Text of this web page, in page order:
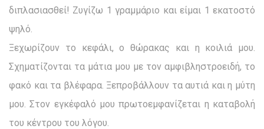
διπλασιασθεί! Ζυγίζω 1 γραμμάριο και είμαι 1 εκατοστό
ψηλό.
Ξεχωρίζουν το κεφάλι, ο θώρακας και η κοιλιά μου.
Σχηματίζονται τα μάτια μου με τον αμφιβληστροειδή, το
φακό και τα βλέφαρα. Ξεπροβάλλουν τα αυτιά και η μύτη
μου. Στον εγκέφαλό μου πρωτοεμφανίζεται η καταβολή
του κέντρου του λόγου.